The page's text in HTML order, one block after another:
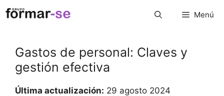
Saltar
al
Menú
Gastos de personal: Claves y
gestión efectiva
Última actualización: 29 agosto 2024